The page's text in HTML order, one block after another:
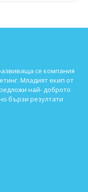
се компания
Младият екип от
най- доброто
бързи резултати